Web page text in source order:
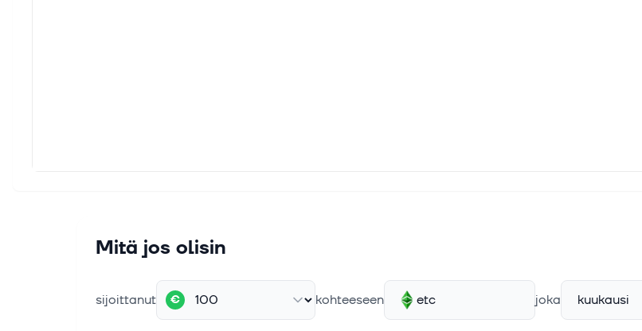
Mitä jos olisin
sijoittanut € kohteeseen etc joka